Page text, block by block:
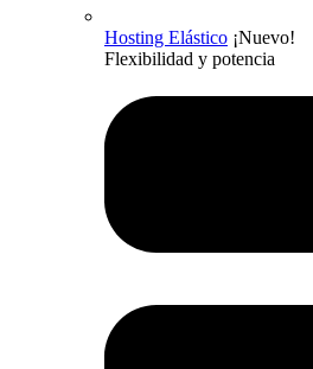
Hosting Elástico ¡Nuevo!
Flexibilidad y potencia